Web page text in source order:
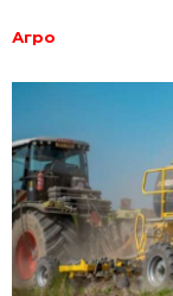
Агро